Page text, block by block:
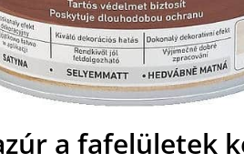
a fafelületek